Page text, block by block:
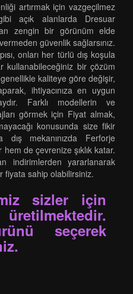
artırmak için vazgeçilmez
açık alanlarda Dresuar
zengin bir görünüm elde
güvenlik sağlarsınız.
onları her türlü dış koşula
kullanabileceğiniz bir çözüm
kaliteye göre değişir,
ihtiyacınıza en uygun
Farklı modellerin ve
görmek için Fiyat almak,
konusunda size fikir
mekanınızda Ferforje
de çevrenize şıklık katar.
indirimlerden yararlanarak
fiyata sahip olabilirsiniz.
sizler için
seçerek